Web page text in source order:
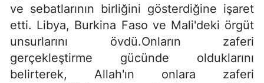
ve sebatlarının birliğini gösterdiğine işaret
etti. Libya, Burkina Faso ve Mali'deki örgüt
unsurlarını övdü.Onların zaferi
gerçekleştirme gücünde olduklarını
belirterek, Allah'ın onlara zaferi